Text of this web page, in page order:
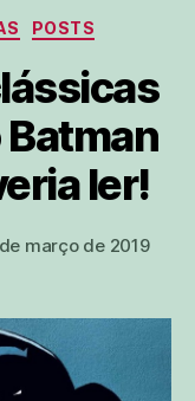
POSTS
ler!
março de 2019